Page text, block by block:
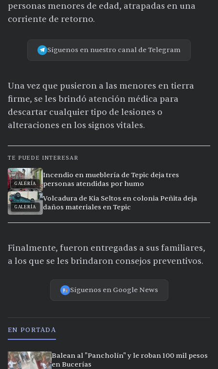
personas menores de edad, atrapadas en una
corriente de retorno.
Síguenos en nuestro canal de Telegram
Una vez que pusieron a las menores en tierra
firme, se les brindó atención médica para
descartar cualquier tipo de lesiones o
alteraciones en los signos vitales.
TE PUEDE INTERESAR
GALERÍA
Incendio en mueblería de Tepic deja tres
personas atendidas por humo
GALERÍA
Volcadura de Kia Seltos en colonia Peñita deja
daños materiales en Tepic
Finalmente, fueron entregadas a sus familiares,
a los que se les brindaron consejos preventivos.
Síguenos en Google News
EN PORTADA
Balean al "Pancholín" y le roban 100 mil pesos
en Bucerías